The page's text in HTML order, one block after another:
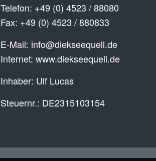
Telefon: +49 (0) 4523 / 88080
Fax: +49 (0) 4523 / 880833
E-Mail: info@diekseequell.de
Internet: www.diekseequell.de
Inhaber: Ulf Lucas
Steuernr.: DE2315103154